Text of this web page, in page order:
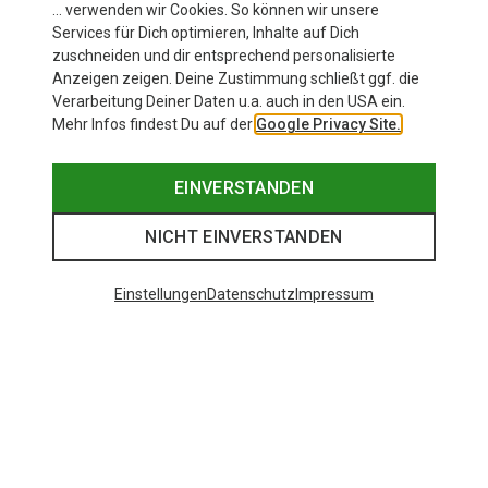
… verwenden wir Cookies. So können wir unsere
Services für Dich optimieren, Inhalte auf Dich
zuschneiden und dir entsprechend personalisierte
Anzeigen zeigen. Deine Zustimmung schließt ggf. die
Verarbeitung Deiner Daten u.a. auch in den USA ein.
Mehr Infos findest Du auf der Google Privacy Site.
EINVERSTANDEN
NICHT EINVERSTANDEN
EinstellungenDatenschutz Impressum